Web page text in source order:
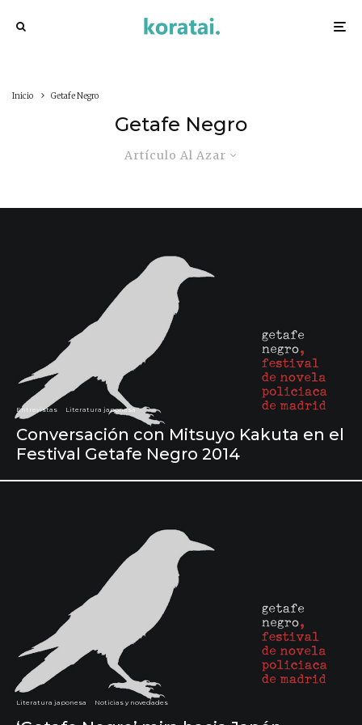
Inicio Getafe Negro
Getafe Negro
Artículo Al Azar
Entrevistas Literatura japonesa
Conversación con Mitsuyo Kakuta en el
Festival Getafe Negro 2014
Literatura japonesa Noticias y novedades